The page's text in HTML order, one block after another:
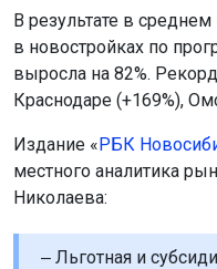
В результате в
в новостройках по
выросла на 82%.
Краснодаре (+169%),
Издание «РБК
местного аналитика
Николаева:
‒ Льготная и